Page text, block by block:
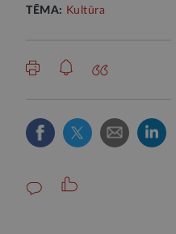
TĒMA: Kultūra